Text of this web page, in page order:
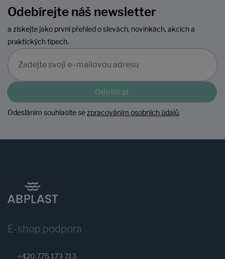
Odebírejte náš newsletter
a získejte jako první přehled o slevách, novinkách, akcích a
praktických tipech.
Odebírat
Odesláním souhlasíte sezpracováním osobních údajů.
E-shop podpora
+420 775 173 713